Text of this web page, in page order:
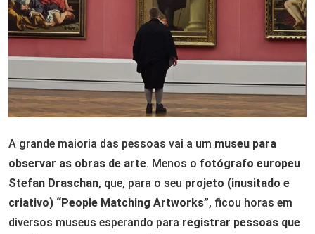
A grande maioria das pessoas vai a um museu para
observar as obras de arte. Menos o fotógrafo europeu
Stefan Draschan, que, para o seu projeto (inusitado e
criativo) “People Matching Artworks”, ficou horas em
diversos museus esperando para registrar pessoas que